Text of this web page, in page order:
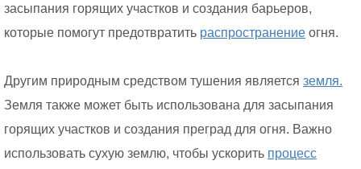
засыпания горящих участков и создания барьеров,
которые помогут предотвратить распространение огня.
Другим природным средством тушения является земля.
Земля также может быть использована для засыпания
горящих участков и создания преград для огня. Важно
использовать сухую землю, чтобы ускорить процесс